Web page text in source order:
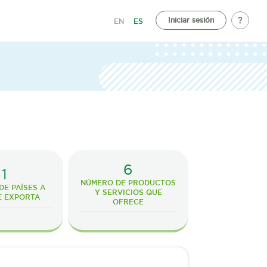
EN ES Iniciar sesión
1
PAÍSES A
EXPORTA
6
NÚMERO DE PRODUCTOS
Y SERVICIOS QUE
OFRECE